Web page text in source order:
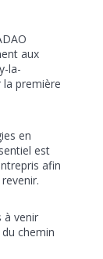
aux
la-
première
en
est
afin
à venir
chemin